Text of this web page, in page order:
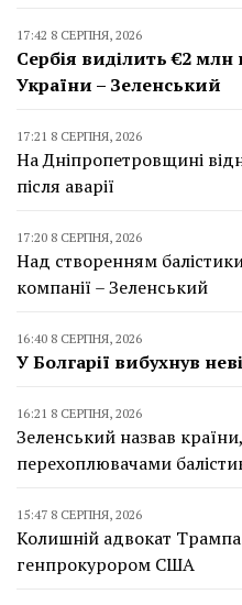
17:42 8 СЕРПНЯ, 2026
Сербія виділить €2
України – Зеленський
17:21 8 СЕРПНЯ, 2026
На Дніпропетровщині
після аварії
17:20 8 СЕРПНЯ, 2026
Над створенням
компанії – Зеленський
16:40 8 СЕРПНЯ, 2026
У Болгарії вибухнув
16:21 8 СЕРПНЯ, 2026
Зеленський назвав
перехоплювачами
15:47 8 СЕРПНЯ, 2026
Колишній адвокат
генпрокурором США